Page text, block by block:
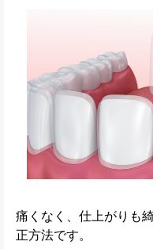
痛くなく、仕上がりも
正方法です。